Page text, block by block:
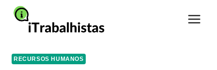
Pular
para
RECURSOS HUMANOS